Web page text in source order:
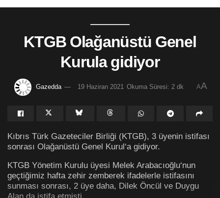
KTGB Olağanüstü Genel
Kurula gidiyor
Gazedda 19 Haziran 2021 Okuma Süresi: 2 dk AA
Kıbrıs Türk Gazeteciler Birliği (KTGB), 3 üyenin istifası
sonrası Olağanüstü Genel Kurul‘a gidiyor.
KTGB Yönetim Kurulu üyesi Melek Arabacıoğlu‘nun
geçtiğimiz hafta zehir zemberek ifadelerle istifasını
sunması sonrası, 2 üye daha, Dilek Öncül ve Duygu